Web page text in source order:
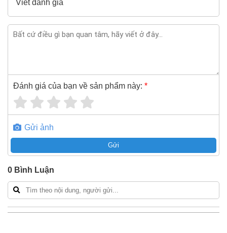
Viết đánh giá
Đánh giá của bạn về sản phẩm này: *
Gửi ảnh
Gửi
0 Bình Luận